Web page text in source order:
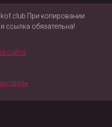
При копировании
ссылка обязательна!
сайта
связь